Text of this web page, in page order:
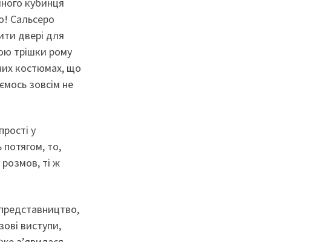
Сальсеро
двері для
трішки рому
костюмах, що
зовсім не
у
потягом, то,
ті ж
виступи,